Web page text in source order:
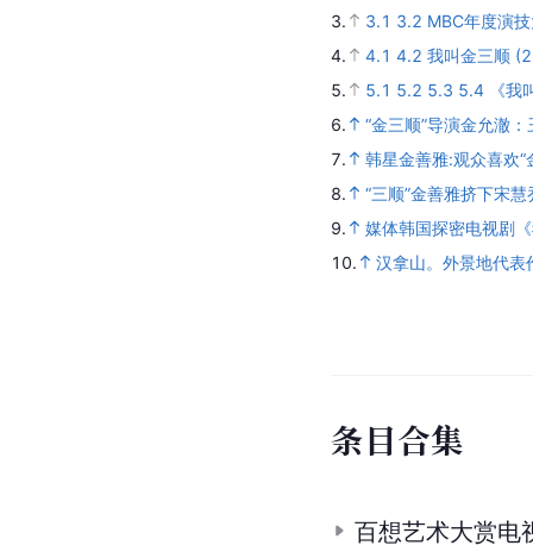
3.
3.1 3.2 MBC年度演
4.
4.1 4.2 我叫金三顺
5.
5.1 5.2 5.3 5.4
《
6.
“金三顺”导演金允澈
7.
韩星金善雅:观众喜欢“
8.
“三顺”金善雅挤下宋
9.
媒体韩国探密电视剧
10.
汉拿山。外景地代表
条目合集
百想艺术大赏电